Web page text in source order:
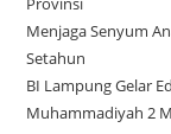
Menjaga Senyum
Setahun
BI Lampung Gelar
Muhammadiyah 2